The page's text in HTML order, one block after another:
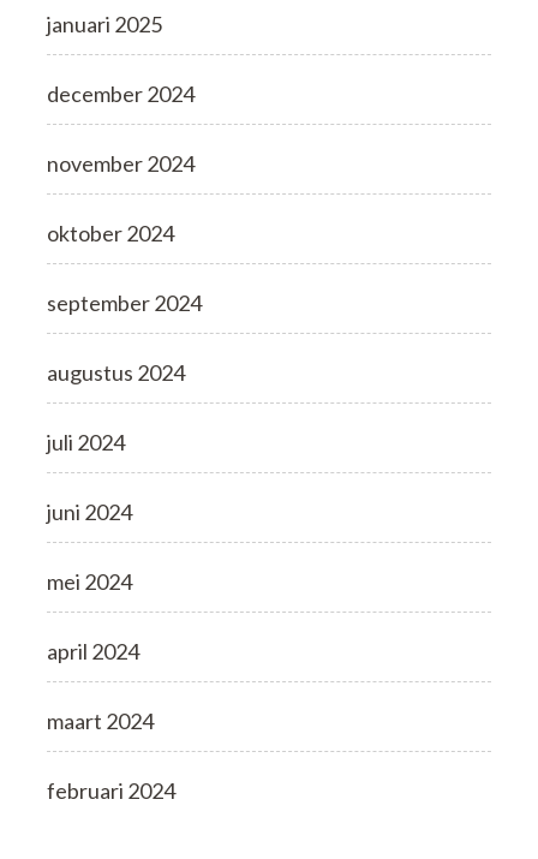
januari 2025
december 2024
november 2024
oktober 2024
september 2024
augustus 2024
juli 2024
juni 2024
mei 2024
april 2024
maart 2024
februari 2024